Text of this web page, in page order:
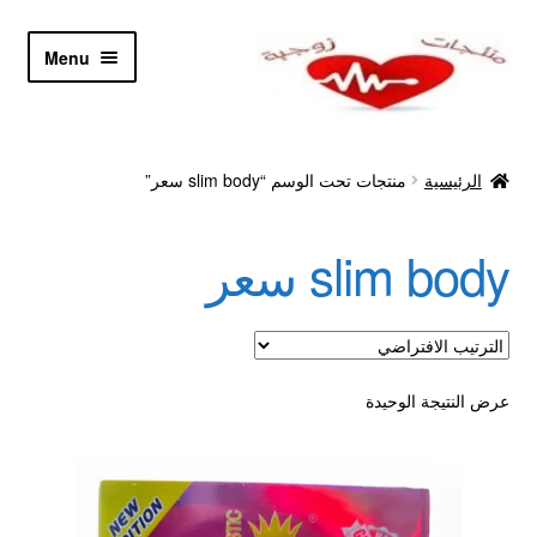
Skip
Skip
Menu
أدوية تكبير و تضخيم العضو
اتصل بنا
اتمام الطلب
اكسسوارات مثيره
الرئيسية منتجات تحت الوسم “slim body سعر”
slim body سعر
عرض النتيجة الوحيدة